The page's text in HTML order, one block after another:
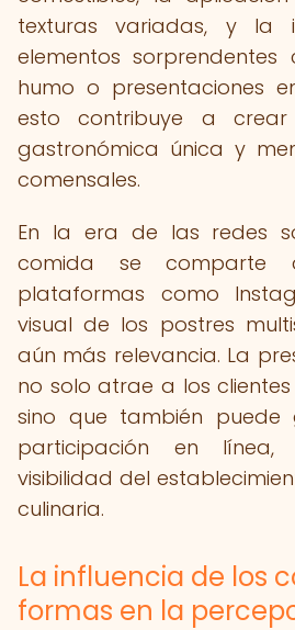
texturas variadas, y la
elementos
humo o presentaciones
esto contribuye a crear
gastronómica única y
comensales.
En la era de las redes
comida se comparte
plataformas como
visual de los postres
aún más relevancia. La
no solo atrae a los
sino que también puede
participación en línea,
visibilidad del
culinaria.
La influencia de los
formas en la